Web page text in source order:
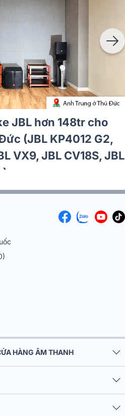
karaoke JBL hơn
TP HCM (JBL Pasion
8500 New)
HÀNG ÂM THANH